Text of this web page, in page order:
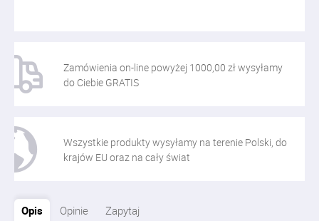
Zamówienia on-line powyżej 1000,00 zł wysyłamy
do Ciebie GRATIS
Wszystkie produkty wysyłamy na terenie Polski, do
krajów EU oraz na cały świat
Opis Opinie Zapytaj